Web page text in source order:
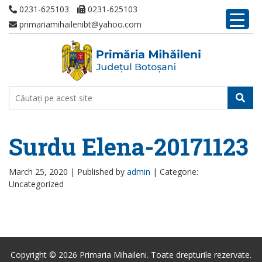
0231-625103
0231-625103
primariamihailenibt@yahoo.com
Surdu Elena-20171123
March 25, 2020 | Published by admin | Categorie:
Uncategorized
Copyright © 2026 Primaria Mihaileni. Toate drepturile rezervate.